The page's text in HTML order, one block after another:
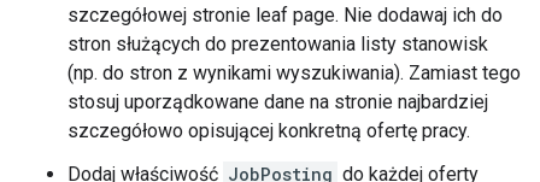
szczegółowej stronie leaf page. Nie dodawaj ich do
stron służących do prezentowania listy stanowisk
(np. do stron z wynikami wyszukiwania). Zamiast tego
stosuj uporządkowane dane na stronie najbardziej
szczegółowo opisującej konkretną ofertę pracy.
Dodaj właściwość JobPosting do każdej oferty